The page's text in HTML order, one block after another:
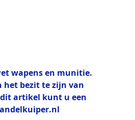
wapens en munitie.
het bezit te zijn van
artikel kunt u een